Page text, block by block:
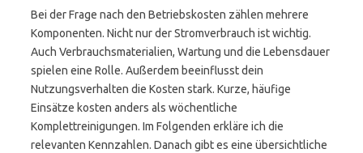
Bei der Frage nach den Betriebskosten zählen mehrere
Komponenten. Nicht nur der Stromverbrauch ist wichtig.
Auch Verbrauchsmaterialien, Wartung und die Lebensdauer
spielen eine Rolle. Außerdem beeinflusst dein
Nutzungsverhalten die Kosten stark. Kurze, häufige
Einsätze kosten anders als wöchentliche
Komplettreinigungen. Im Folgenden erkläre ich die
relevanten Kennzahlen. Danach gibt es eine übersichtliche